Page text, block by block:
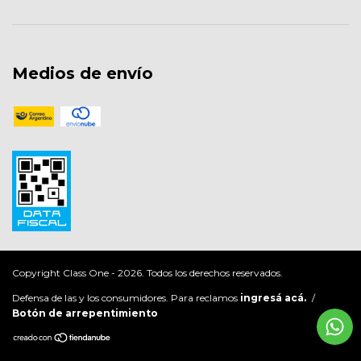
Medios de envío
Copyright Class One - 2026. Todos los derechos reservados.
Defensa de las y los consumidores. Para reclamos ingresá acá. /
Botón de arrepentimiento